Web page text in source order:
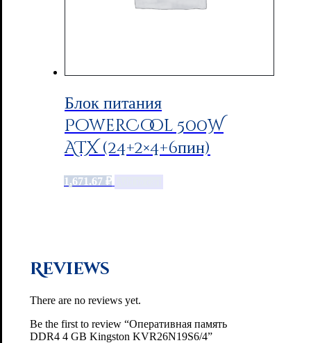
Блок питания
PowerCool 500W
ATX (24+2×4+6пин)
1,671.67 ₽
Reviews
There are no reviews yet.
Be the first to review “Оперативная память
DDR4 4 GB Kingston KVR26N19S6/4”